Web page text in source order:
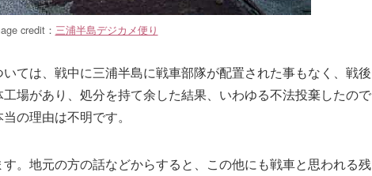
credit： 三浦半島デジカメ便り
ては、戦中に三浦半島に戦車部隊が配置された事もなく、戦後
場があり、処分を持て余した結果、いわゆる不法投棄したので
の理由は不明です。
。地元の方の話などからすると、この他にも戦車と思われる残